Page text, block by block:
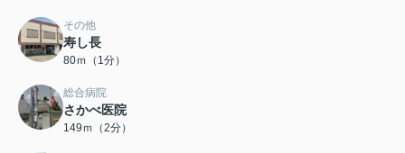
その他
寿し長
80ｍ（1分）
総合病院
さかべ医院
149ｍ（2分）